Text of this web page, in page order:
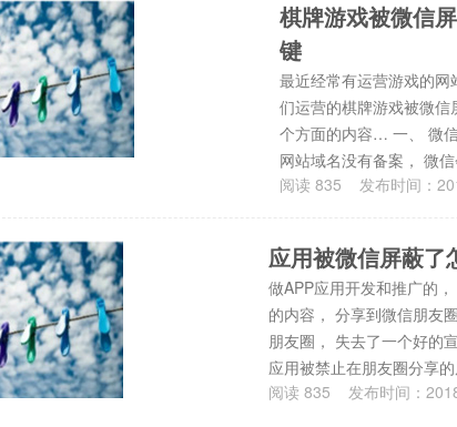
棋牌游戏被微信
键
最近经常有运营游戏的网
们运营的棋牌游戏被微信
个方面的内容… 一、 微
网站域名没有备案， 微
阅读835 发布时间：
应用被微信屏蔽了
做APP应用开发和推广的
的内容， 分享到微信朋友
朋友圈， 失去了一个好的
应用被禁止在朋友圈分享
阅读835 发布时间：